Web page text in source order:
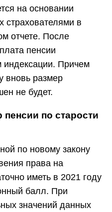
на основании
страхователями в
отчете. После
пенсии
индексации. Причем
вновь размер
не будет.
по старости
по новому закону
права на
иметь в 2021 году
балл. При
значений данных